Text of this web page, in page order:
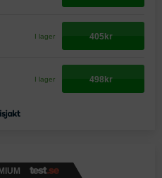
I lager 405kr
I lager 498kr